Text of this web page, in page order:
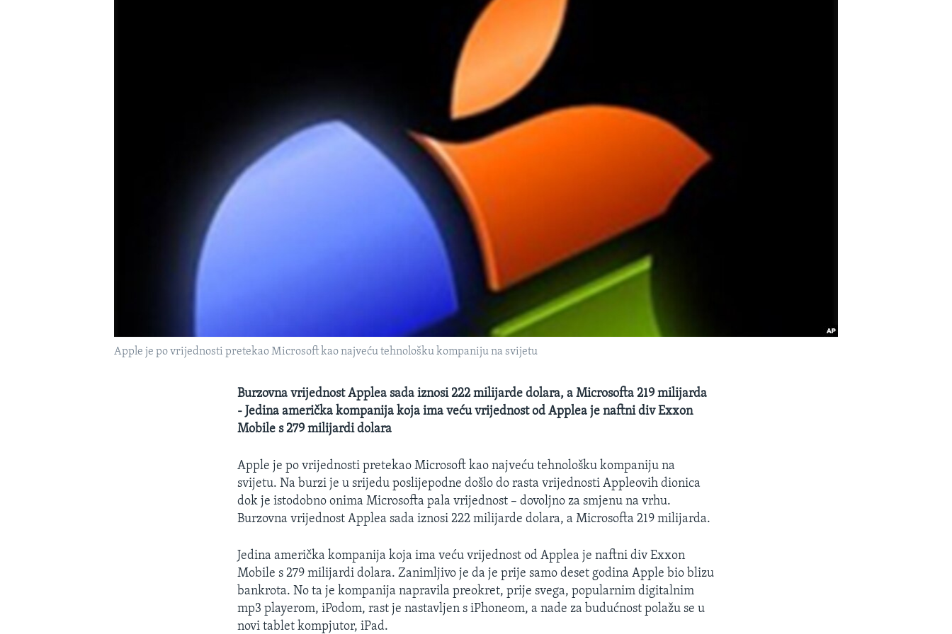
Apple je po vrijednosti pretekao Microsoft kao najveću tehnološku kompaniju na svijetu
Burzovna vrijednost Applea sada iznosi 222 milijarde dolara, a Microsofta 219 milijarda
- Jedina američka kompanija koja ima veću vrijednost od Applea je naftni div Exxon
Mobile s 279 milijardi dolara
Apple je po vrijednosti pretekao Microsoft kao najveću tehnološku kompaniju na
svijetu. Na burzi je u srijedu poslijepodne došlo do rasta vrijednosti Appleovih dionica
dok je istodobno onima Microsofta pala vrijednost – dovoljno za smjenu na vrhu.
Burzovna vrijednost Applea sada iznosi 222 milijarde dolara, a Microsofta 219 milijarda.
Jedina američka kompanija koja ima veću vrijednost od Applea je naftni div Exxon
Mobile s 279 milijardi dolara. Zanimljivo je da je prije samo deset godina Apple bio blizu
bankrota. No ta je kompanija napravila preokret, prije svega, popularnim digitalnim
mp3 playerom, iPodom, rast je nastavljen s iPhoneom, a nade za budućnost polažu se u
novi tablet kompjutor, iPad.